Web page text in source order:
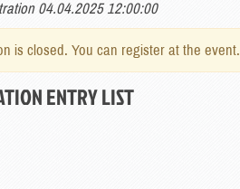
04.04.2025 12:00:00
is closed. You can register at the event.
ENTRY LIST